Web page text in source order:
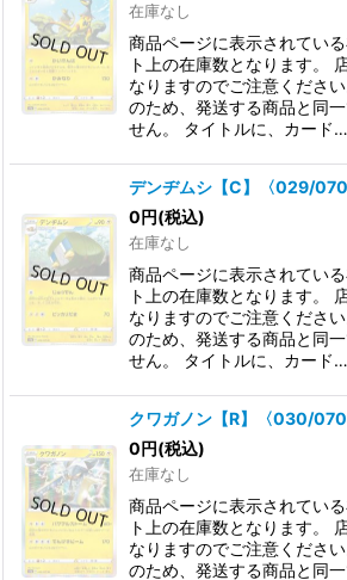
在庫なし
商品ページに表示されてい
ト上の在庫数となります。
なりますのでご注意くださ
のため、発送する商品と同
せん。 タイトルに、カード…
デンヂムシ【C】〈029/070
0円(税込)
在庫なし
商品ページに表示されてい
ト上の在庫数となります。
なりますのでご注意くださ
のため、発送する商品と同
せん。 タイトルに、カード…
クワガノン【R】〈030/070
0円(税込)
在庫なし
商品ページに表示されてい
ト上の在庫数となります。
なりますのでご注意くださ
のため、発送する商品と同